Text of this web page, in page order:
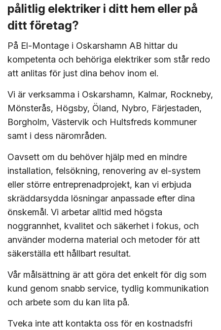
pålitlig elektriker i ditt hem eller på
ditt företag?
På El-Montage i Oskarshamn AB hittar du
kompetenta och behöriga elektriker som står redo
att anlitas för just dina behov inom el.
Vi är verksamma i Oskarshamn, Kalmar, Rockneby,
Mönsterås, Högsby, Öland, Nybro, Färjestaden,
Borgholm, Västervik och Hultsfreds kommuner
samt i dess närområden.
Oavsett om du behöver hjälp med en mindre
installation, felsökning, renovering av el-system
eller större entreprenadprojekt, kan vi erbjuda
skräddarsydda lösningar anpassade efter dina
önskemål. Vi arbetar alltid med högsta
noggrannhet, kvalitet och säkerhet i fokus, och
använder moderna material och metoder för att
säkerställa ett hållbart resultat.
Vår målsättning är att göra det enkelt för dig som
kund genom snabb service, tydlig kommunikation
och arbete som du kan lita på.
Tveka inte att kontakta oss för en kostnadsfri